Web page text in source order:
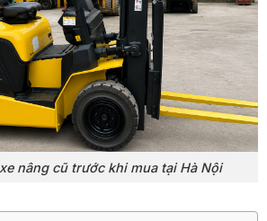
nâng cũ trước khi mua tại Hà Nội